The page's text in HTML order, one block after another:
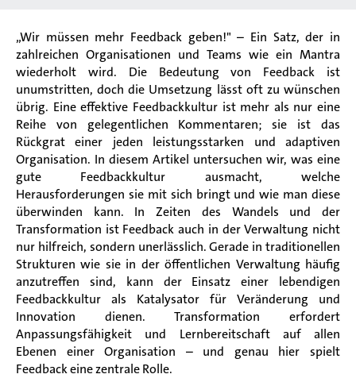
„Wir müssen mehr Feedback geben!" – Ein Satz, der in
zahlreichen Organisationen und Teams wie ein Mantra
wiederholt wird. Die Bedeutung von Feedback ist
unumstritten, doch die Umsetzung lässt oft zu wünschen
übrig. Eine effektive Feedbackkultur ist mehr als nur eine
Reihe von gelegentlichen Kommentaren; sie ist das
Rückgrat einer jeden leistungsstarken und adaptiven
Organisation. In diesem Artikel untersuchen wir, was eine
gute Feedbackkultur ausmacht, welche
Herausforderungen sie mit sich bringt und wie man diese
überwinden kann. In Zeiten des Wandels und der
Transformation ist Feedback auch in der Verwaltung nicht
nur hilfreich, sondern unerlässlich. Gerade in traditionellen
Strukturen wie sie in der öffentlichen Verwaltung häufig
anzutreffen sind, kann der Einsatz einer lebendigen
Feedbackkultur als Katalysator für Veränderung und
Innovation dienen. Transformation erfordert
Anpassungsfähigkeit und Lernbereitschaft auf allen
Ebenen einer Organisation – und genau hier spielt
Feedback eine zentrale Rolle.